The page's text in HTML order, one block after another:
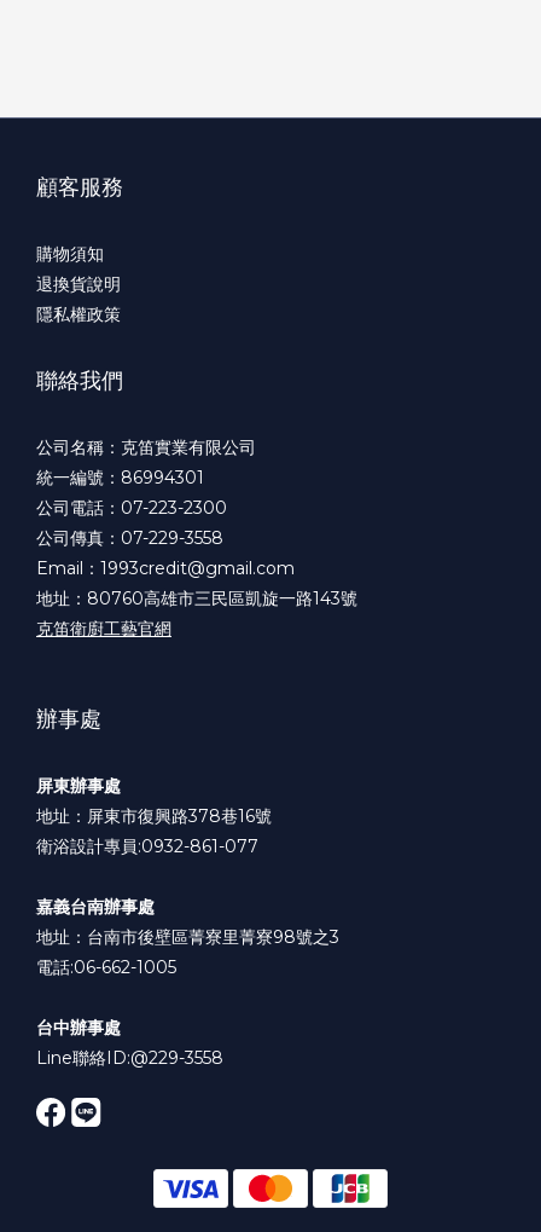
顧客服務
購物須知
退換貨說明
隱私權政策
聯絡我們
公司名稱：克笛實業有限公司
統一編號：86994301
公司電話：07-223-2300
公司傳真：07-229-3558
Email：1993credit@gmail.com
地址：80760高雄市三民區凱旋一路143號
克笛衛廚工藝官網
辦事處
屏東辦事處
地址：屏東市復興路378巷16號
衛浴設計專員:0932-861-077
嘉義台南辦事處
地址：台南市後壁區菁寮里菁寮98號之3
電話:06-662-1005
台中辦事處
Line聯絡ID:@229-3558